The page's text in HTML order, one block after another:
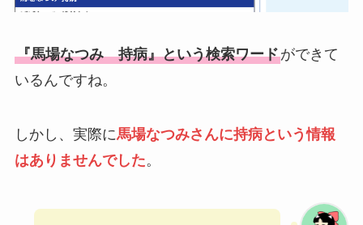
『馬場なつみ 持病』という検索ワードができて
いるんですね。
しかし、実際に馬場なつみさんに持病という情報
はありませんでした。